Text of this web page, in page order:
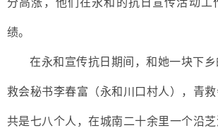
绩。
在永和宣传抗日期间，和她一块下
救会秘书李春富（永和川口村人），青救
共是七八个人，在城南二十余里一个沿芝